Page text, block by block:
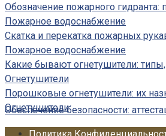
Обозначение пожарного
Пожарное водоснабжение
Скатка и перекатка пожарных
Пожарное водоснабжение
Какие бывают огнетушители:
Огнетушители
Порошковые огнетушители: их
Огнетушители
Обеспечение безопасности: